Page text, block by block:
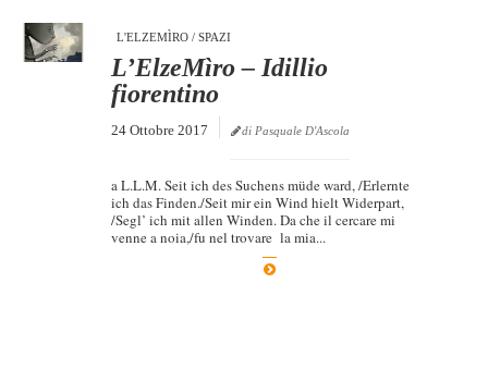
Chi siamo
L'ELZEMÌRO/ SPAZI
L’ElzeMìro – Idillio
fiorentino
24 Ottobre 2017 di Pasquale D'Ascola
a L.L.M. Seit ich des Suchens müde ward, /Erlernte
ich das Finden./Seit mir ein Wind hielt Widerpart,
/Segl’ ich mit allen Winden. Da che il cercare mi
venne a noia,/fu nel trovare la mia...